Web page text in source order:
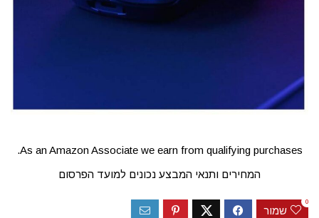
As an Amazon Associate we earn from qualifying purchases.
המחירים ותנאי המבצע נכונים למועד הפרסום
שמור
0